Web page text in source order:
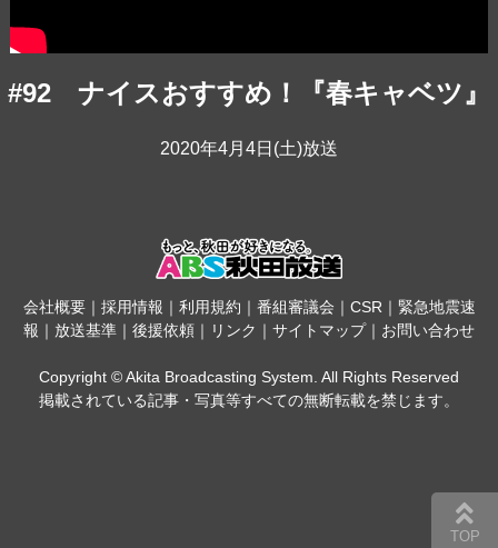
#92 ナイスおすすめ！『春キャベツ』
2020年4月4日(土)放送
会社概要｜ 採用情報 ｜ 利用規約 ｜ 番組審議会 ｜ CSR ｜ 緊急地震速
報 ｜ 放送基準 ｜ 後援依頼 ｜ リンク ｜ サイトマップ｜ お問い合わせ
Copyright © Akita Broadcasting System. All Rights Reserved
掲載されている記事・写真等すべての無断転載を禁じます。